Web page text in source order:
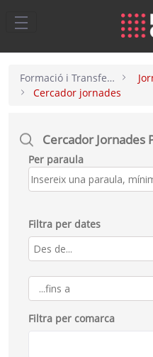
Salta al contingut principal
Formació i Transferència
Cercador jornades
Cercador Jornades
Per paraula
Filtra per dates
Filtra per comarca